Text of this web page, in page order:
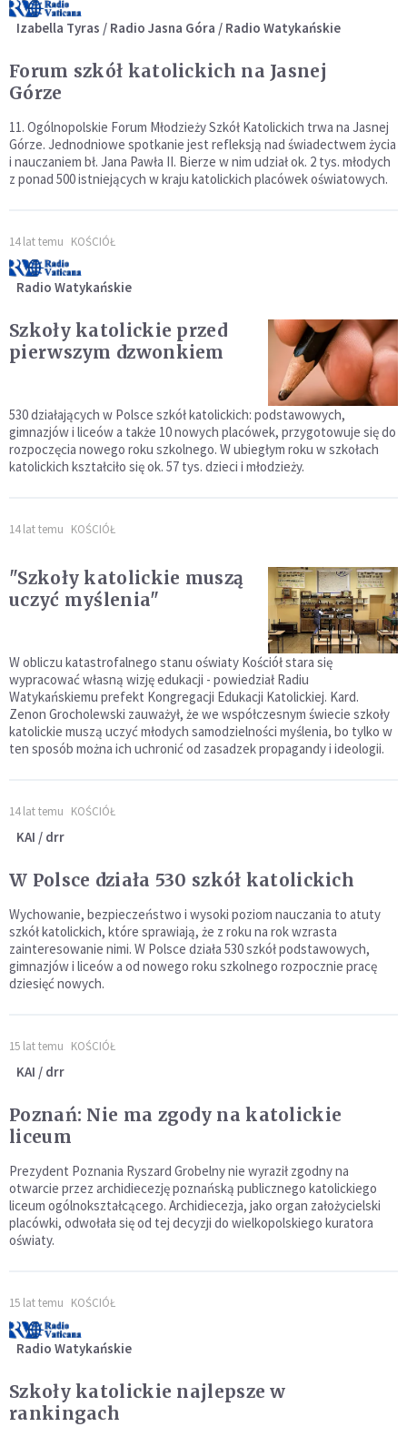
Izabella Tyras / Radio Jasna Góra / Radio Watykańskie
Forum szkół katolickich na Jasnej
Górze
11. Ogólnopolskie Forum Młodzieży Szkół Katolickich trwa na Jasnej
Górze. Jednodniowe spotkanie jest refleksją nad świadectwem życia
i nauczaniem bł. Jana Pawła II. Bierze w nim udział ok. 2 tys. młodych
z ponad 500 istniejących w kraju katolickich placówek oświatowych.
14 lat temu KOŚCIÓŁ
Radio Watykańskie
Szkoły katolickie przed
pierwszym dzwonkiem
530 działających w Polsce szkół katolickich: podstawowych,
gimnazjów i liceów a także 10 nowych placówek, przygotowuje się do
rozpoczęcia nowego roku szkolnego. W ubiegłym roku w szkołach
katolickich kształciło się ok. 57 tys. dzieci i młodzieży.
14 lat temu KOŚCIÓŁ
"Szkoły katolickie muszą
uczyć myślenia"
W obliczu katastrofalnego stanu oświaty Kościół stara się
wypracować własną wizję edukacji - powiedział Radiu
Watykańskiemu prefekt Kongregacji Edukacji Katolickiej. Kard.
Zenon Grocholewski zauważył, że we współczesnym świecie szkoły
katolickie muszą uczyć młodych samodzielności myślenia, bo tylko w
ten sposób można ich uchronić od zasadzek propagandy i ideologii.
14 lat temu KOŚCIÓŁ
KAI / drr
W Polsce działa 530 szkół katolickich
Wychowanie, bezpieczeństwo i wysoki poziom nauczania to atuty
szkół katolickich, które sprawiają, że z roku na rok wzrasta
zainteresowanie nimi. W Polsce działa 530 szkół podstawowych,
gimnazjów i liceów a od nowego roku szkolnego rozpocznie pracę
dziesięć nowych.
15 lat temu KOŚCIÓŁ
KAI / drr
Poznań: Nie ma zgody na katolickie
liceum
Prezydent Poznania Ryszard Grobelny nie wyraził zgodny na
otwarcie przez archidiecezję poznańską publicznego katolickiego
liceum ogólnokształcącego. Archidiecezja, jako organ założycielski
placówki, odwołała się od tej decyzji do wielkopolskiego kuratora
oświaty.
15 lat temu KOŚCIÓŁ
Radio Watykańskie
Szkoły katolickie najlepsze w
rankingach